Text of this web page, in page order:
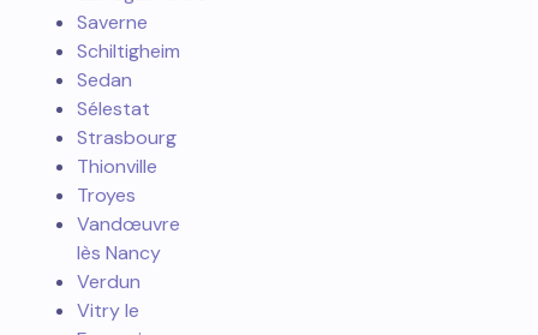
Saverne
Schiltigheim
Sedan
Sélestat
Strasbourg
Thionville
Troyes
Vandœuvre
lès Nancy
Verdun
Vitry le